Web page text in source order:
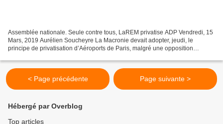
Assemblée nationale. Seule contre tous, LaREM privatise ADP Vendredi, 15
Mars, 2019 Aurélien Soucheyre La Macronie devait adopter, jeudi, le
principe de privatisation d’Aéroports de Paris, malgré une opposition
< Page précédente Page suivante >
Hébergé par Overblog
Top articles